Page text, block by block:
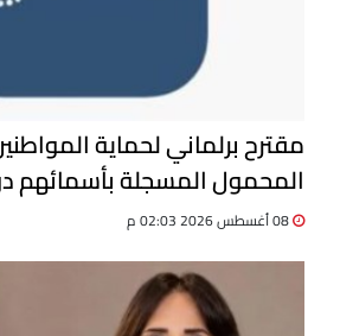
مقترح برلماني لحماية
المحمول المسجلة بأسمائهم